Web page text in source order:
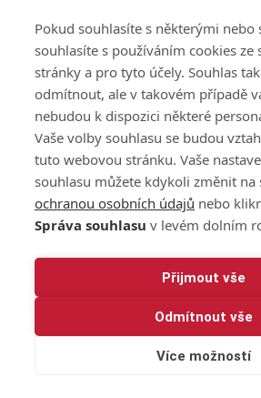
Pokud souhlasíte s některými nebo
souhlasíte s používáním cookies ze
stránky a pro tyto účely. Souhlas
odmítnout, ale v takovém případě
nebudou k dispozici některé
Vaše volby souhlasu se budou
tuto webovou stránku. Vaše
souhlasu můžete kdykoli změnit na
ochranou osobních údajů nebo
Správa souhlasu v levém dolním
Přijmout vše
Odmítnout vše
Více možností
GolfExtra
Ceník GolfExtra.cz
Premium
Doporučené odkazy
Editor
Honza Fait
+420 723 898 969
fait@golfextra.cz
Edita
+420
Pavel Poulíček